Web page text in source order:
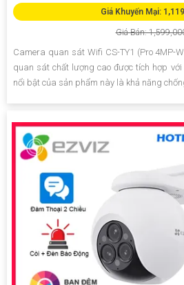
Giá Khuyến Mại:
Giá Bán:
Camera quan sát Wifi CS-TY1 (Pro 4MP-
quan sát chất lượng cao được tích hợp
nổi bật của sản phẩm này là khả năng